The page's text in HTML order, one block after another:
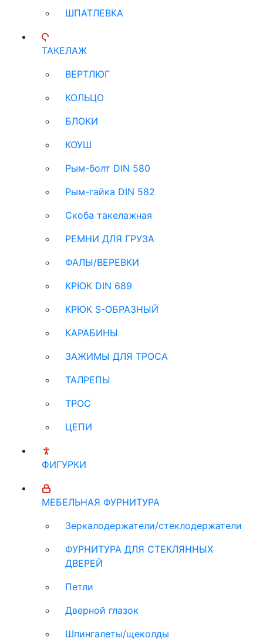
ШПАТЛЕВКА
ТАКЕЛАЖ
ВЕРТЛЮГ
КОЛЬЦО
БЛОКИ
КОУШ
Рым-болт DIN 580
Рым-гайка DIN 582
Скоба такелажная
РЕМНИ ДЛЯ ГРУЗА
ФАЛЫ/ВЕРЕВКИ
КРЮК DIN 689
КРЮК S-ОБРАЗНЫЙ
КАРАБИНЫ
ЗАЖИМЫ ДЛЯ ТРОСА
ТАЛРЕПЫ
ТРОС
ЦЕПИ
ФИГУРКИ
МЕБЕЛЬНАЯ ФУРНИТУРА
Зеркалодержатели/стеклодержатели
ФУРНИТУРА ДЛЯ СТЕКЛЯННЫХ
ДВЕРЕЙ
Петли
Дверной глазок
Шпингалеты/щеколды